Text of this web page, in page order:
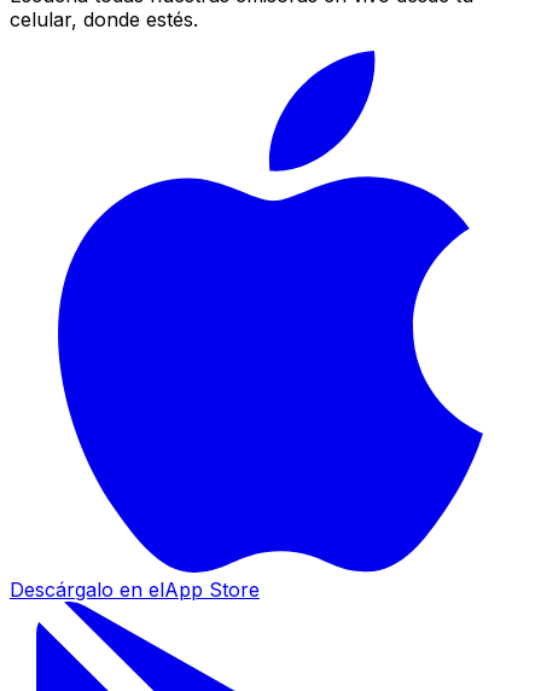
celular, donde estés.
Descárgalo en elApp Store